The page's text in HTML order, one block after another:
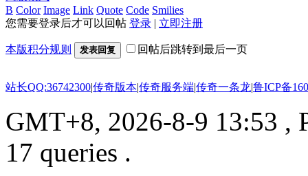
B Color Image Link Quote Code Smilies
您需要登录后才可以回帖 登录 | 立即注册
本版积分规则 发表回复 回帖后跳转到最后一页
站长QQ:36742300|传奇版本|传奇服务端|传奇一条龙|鲁ICP备
GMT+8, 2026-8-9 13:53 ,
17 queries .